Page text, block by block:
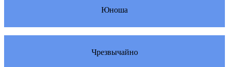
Юноша
Чрезвычайно